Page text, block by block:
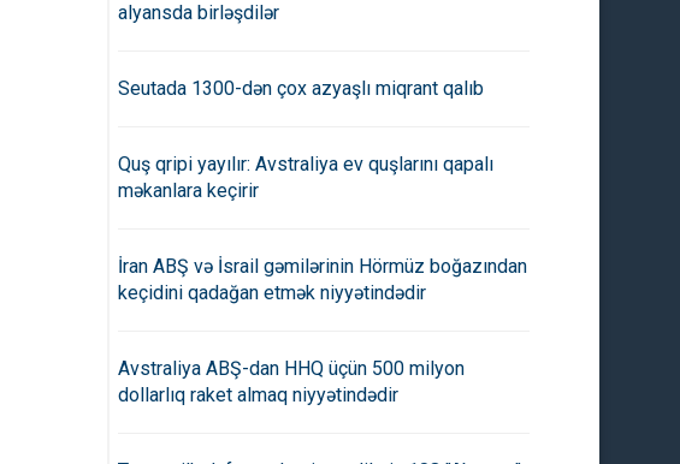
alyansda birləşdilər
Seutada 1300-dən çox azyaşlı miqrant qalıb
Quş qripi yayılır: Avstraliya ev quşlarını qapalı
məkanlara keçirir
İran ABŞ və İsrail gəmilərinin Hörmüz boğazından
keçidini qadağan etmək niyyətindədir
Avstraliya ABŞ-dan HHQ üçün 500 milyon
dollarlıq raket almaq niyyətindədir